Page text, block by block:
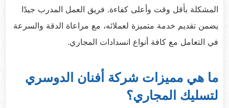
المشكلة بأقل وقت وأعلى كفاءة. فريق العمل المدرب جيدًا
يضمن تقديم خدمة متميزة لعملائه، مع مراعاة الدقة والسرعة
في التعامل مع كافة أنواع انسدادات المجاري.
ما هي مميزات شركة أفنان الدوسري
لتسليك المجاري؟